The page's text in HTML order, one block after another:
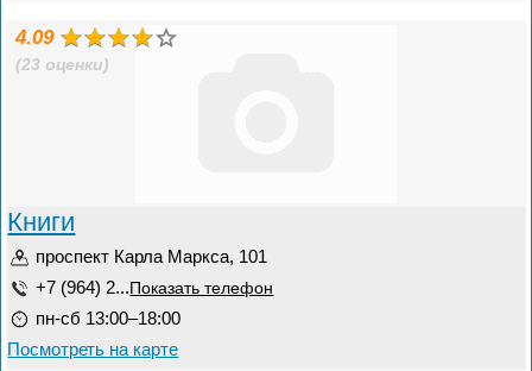
4.09
(23 оценки)
Книги
проспект Карла Маркса, 101
+7 (964) 2... Показать телефон
пн-сб 13:00–18:00
Посмотреть на карте